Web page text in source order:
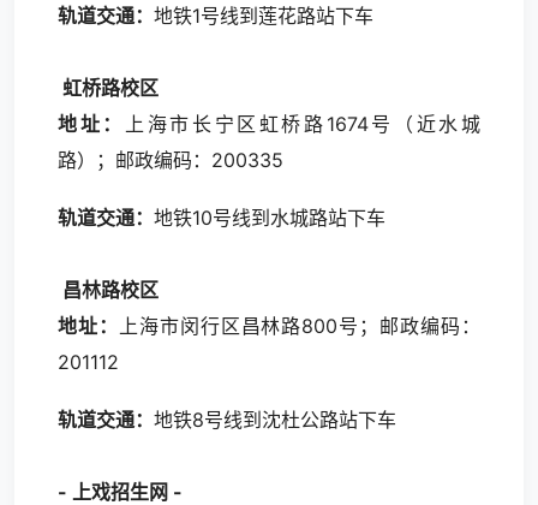
轨道交通： 地铁1号线到莲花路站下车
虹桥路校区
地址： 上海市长宁区虹桥路1674号（近水城
路）；邮政编码：200335
轨道交通： 地铁10号线到水城路站下车
昌林路校区
地址： 上海市闵行区昌林路800号；邮政编码：
201112
轨道交通： 地铁8号线到沈杜公路站下车
- 上戏招生网 -